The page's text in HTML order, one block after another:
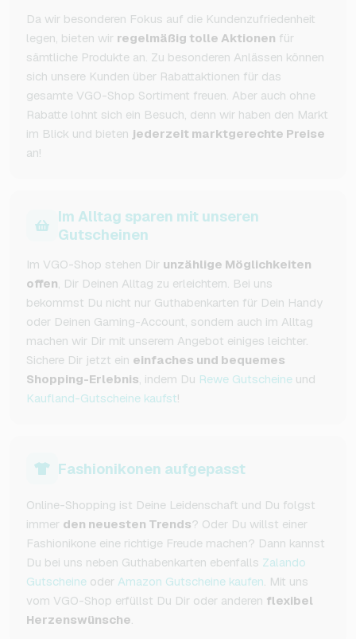
Da wir besonderen Fokus auf die Kundenzufriedenheit
legen, bieten wir regelmäßig tolle Aktionen für
sämtliche Produkte an. Zu besonderen Anlässen können
sich unsere Kunden über Rabattaktionen für das
gesamte VGO-Shop Sortiment freuen. Aber auch ohne
Rabatte lohnt sich ein Besuch, denn wir haben den Markt
im Blick und bieten jederzeit marktgerechte Preise
an!
Im Alltag sparen mit unseren
Gutscheinen
Im VGO-Shop stehen Dir unzählige Möglichkeiten
offen, Dir Deinen Alltag zu erleichtern. Bei uns
bekommst Du nicht nur Guthabenkarten für Dein Handy
oder Deinen Gaming-Account, sondern auch im Alltag
machen wir Dir mit unserem Angebot einiges leichter.
Sichere Dir jetzt ein einfaches und bequemes
Shopping-Erlebnis, indem Du Rewe Gutscheine und
Kaufland-Gutscheine kaufst!
Fashionikonen aufgepasst
Online-Shopping ist Deine Leidenschaft und Du folgst
immer den neuesten Trends? Oder Du willst einer
Fashionikone eine richtige Freude machen? Dann kannst
Du bei uns neben Guthabenkarten ebenfalls Zalando
Gutscheine oder Amazon Gutscheine kaufen. Mit uns
vom VGO-Shop erfüllst Du Dir oder anderen flexibel
Herzenswünsche.